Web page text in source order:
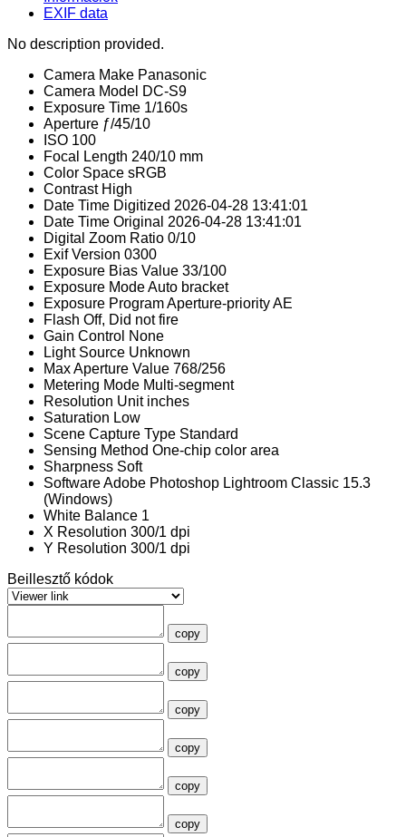
EXIF data
No description provided.
Camera Make Panasonic
Camera Model DC-S9
Exposure Time 1/160s
Aperture ƒ/45/10
ISO 100
Focal Length 240/10 mm
Color Space sRGB
Contrast High
Date Time Digitized 2026-04-28 13:41:01
Date Time Original 2026-04-28 13:41:01
Digital Zoom Ratio 0/10
Exif Version 0300
Exposure Bias Value 33/100
Exposure ModeAuto bracket
Exposure ProgramAperture-priority AE
Flash Off, Did not fire
Gain Control None
Light Source Unknown
Max Aperture Value 768/256
Metering Mode Multi-segment
Resolution Unit inches
Saturation Low
Scene Capture Type Standard
Sensing Method One-chip color area
Sharpness Soft
SoftwareAdobe Photoshop Lightroom Classic 15.3
(Windows)
White Balance 1
X Resolution 300/1 dpi
Y Resolution 300/1 dpi
Beillesztő kódok
copy
copy
copy
copy
copy
copy